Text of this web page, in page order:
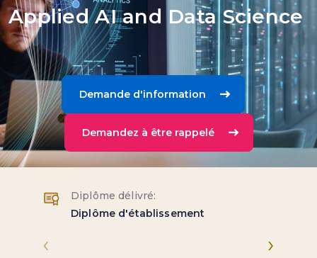
Applied AI and Data Science
Demande d'information
Demandez à être rappelé
Diplôme délivré:
Diplôme d'établissement
‹ ›